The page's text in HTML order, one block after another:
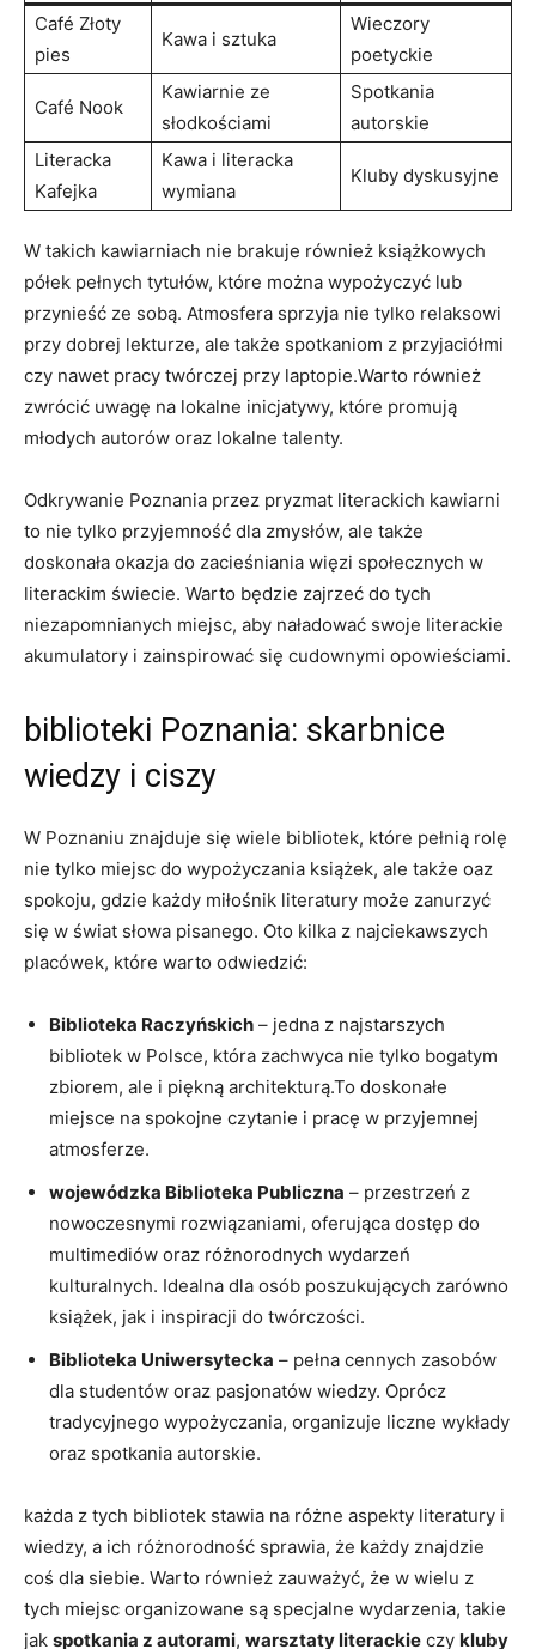
Café Złoty
pies
Kawa i sztuka
Wieczory
poetyckie
Café Nook
Kawiarnie ze
słodkościami
Spotkania
autorskie
Literacka
Kafejka
Kawa i literacka
wymiana
Kluby dyskusyjne
W takich kawiarniach nie brakuje również książkowych
półek pełnych tytułów, które można wypożyczyć lub
przynieść ze sobą. Atmosfera sprzyja nie tylko relaksowi
przy dobrej lekturze, ale także spotkaniom z przyjaciółmi
czy nawet pracy twórczej przy laptopie.Warto również
zwrócić uwagę na lokalne inicjatywy, które promują
młodych autorów oraz lokalne talenty.
Odkrywanie Poznania przez pryzmat literackich kawiarni
to nie tylko przyjemność dla zmysłów, ale także
doskonała okazja do zacieśniania więzi społecznych w
literackim świecie. Warto będzie zajrzeć do tych
niezapomnianych miejsc, aby naładować swoje literackie
akumulatory i zainspirować się cudownymi opowieściami.
biblioteki Poznania: skarbnice
wiedzy i ciszy
W Poznaniu znajduje się wiele bibliotek, które pełnią rolę
nie tylko miejsc do wypożyczania książek, ale także oaz
spokoju, gdzie każdy miłośnik literatury może zanurzyć
się w świat słowa pisanego. Oto kilka z najciekawszych
placówek, które warto odwiedzić:
Biblioteka Raczyńskich – jedna z najstarszych
bibliotek w Polsce, która zachwyca nie tylko bogatym
zbiorem, ale i piękną architekturą.To doskonałe
miejsce na spokojne czytanie i pracę w przyjemnej
atmosferze.
wojewódzka Biblioteka Publiczna – przestrzeń z
nowoczesnymi rozwiązaniami, oferująca dostęp do
multimediów oraz różnorodnych wydarzeń
kulturalnych. Idealna dla osób poszukujących zarówno
książek, jak i inspiracji do twórczości.
Biblioteka Uniwersytecka – pełna cennych zasobów
dla studentów oraz pasjonatów wiedzy. Oprócz
tradycyjnego wypożyczania, organizuje liczne wykłady
oraz spotkania autorskie.
każda z tych bibliotek stawia na różne aspekty literatury i
wiedzy, a ich różnorodność sprawia, że każdy znajdzie
coś dla siebie. Warto również zauważyć, że w wielu z
tych miejsc organizowane są specjalne wydarzenia, takie
jak spotkania z autorami, warsztaty literackie czy kluby